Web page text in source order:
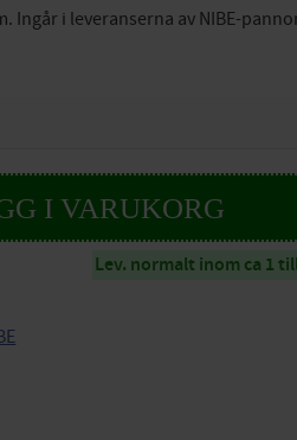
Ingår i leveranserna av NIBE-
Lev. normalt inom ca 1